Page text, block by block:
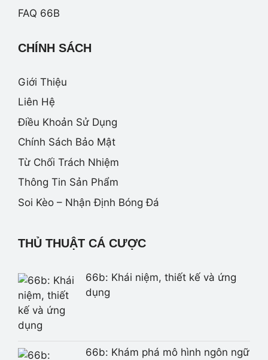
FAQ 66B
CHÍNH SÁCH
Giới Thiệu
Liên Hệ
Điều Khoản Sử Dụng
Chính Sách Bảo Mật
Từ Chối Trách Nhiệm
Thông Tin Sản Phẩm
Soi Kèo – Nhận Định Bóng Đá
THỦ THUẬT CÁ CƯỢC
66b: Khái niệm, thiết kế và ứng
dụng
66b: Khám phá mô hình ngôn ngữ